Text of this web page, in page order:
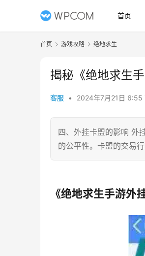
首页
首页 游戏攻略 绝地求生
揭秘《绝地求生
客服 • 2024年7月21日 6:55
四、外挂卡盟的影响 外
的公平性。卡盟的交易
《绝地求生手游外